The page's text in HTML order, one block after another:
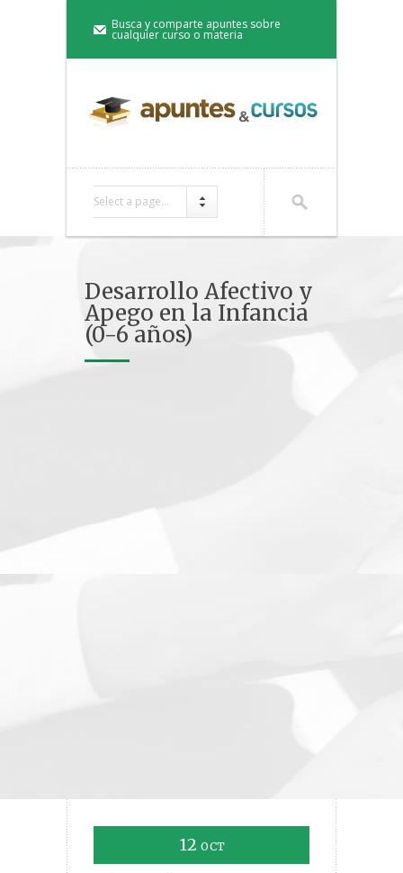
Busca y comparte apuntes sobre
cualquier curso o materia
Select a page...
Desarrollo Afectivo y
Apego en la Infancia
(0-6 años)
12 OCT